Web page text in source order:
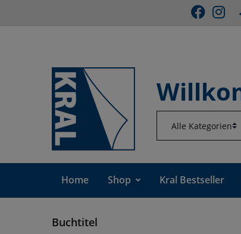
Home Shop Kral Bestseller
Buchtitel